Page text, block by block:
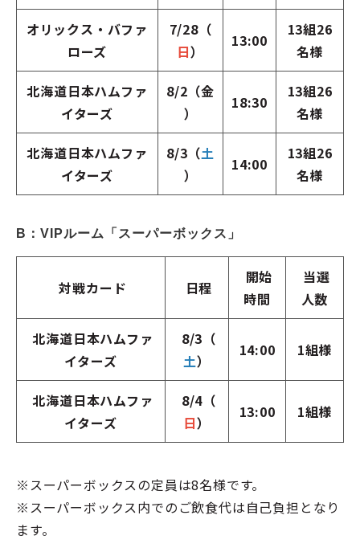
オリックス・バファ
ローズ
7/28（
日）
13:00
13組26
名様
北海道日本ハムファ
イターズ
8/2（金
）
18:30
13組26
名様
北海道日本ハムファ
イターズ
8/3（土
）
14:00
13組26
名様
B：VIPルーム「スーパーボックス」
対戦カード 日程
開始
時間
当選
人数
北海道日本ハムファ
イターズ
8/3（
土）
14:00 1組様
北海道日本ハムファ
イターズ
8/4（
日）
13:00 1組様
※スーパーボックスの定員は8名様です。
※スーパーボックス内でのご飲食代は自己負担となり
ます。